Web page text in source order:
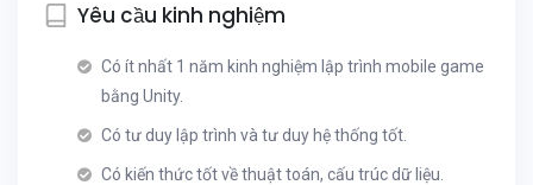
Yêu cầu kinh nghiệm
Có ít nhất 1 năm kinh nghiệm lập trình mobile game
bằng Unity.
Có tư duy lập trình và tư duy hệ thống tốt.
Có kiến thức tốt về thuật toán, cấu trúc dữ liệu.